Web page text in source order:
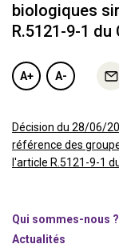
biologiques
R.5121-9-1 du
A+ A-
Décision du 28/06/
référence des
l'article R.5121-9-1
Qui sommes-nous ?
Actualités